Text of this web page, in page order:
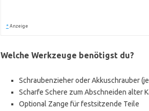
* Anzeige
Welche Werkzeuge benötigst du?
Schraubenzieher oder Akkuschrauber
Scharfe Schere zum Abschneiden alter
Optional Zange für festsitzende Teile